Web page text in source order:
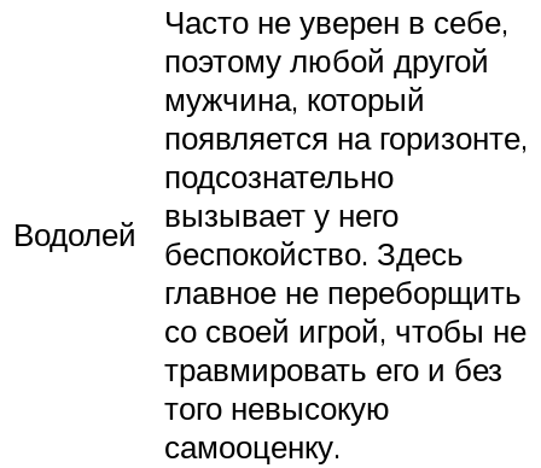
Водолей
Часто не уверен в себе,
поэтому любой другой
мужчина, который
появляется на горизонте,
подсознательно
вызывает у него
беспокойство. Здесь
главное не переборщить
со своей игрой, чтобы не
травмировать его и без
того невысокую
самооценку.